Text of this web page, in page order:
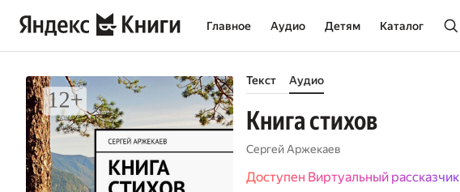
Главное Аудио Детям Каталог
Текст Аудио
Книга стихов
Сергей Аржекаев
Доступен Виртуальный рассказчик